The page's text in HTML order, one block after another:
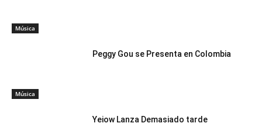
Música
Música
Peggy Gou se Presenta en Colombia
Yeiow Lanza Demasiado tarde